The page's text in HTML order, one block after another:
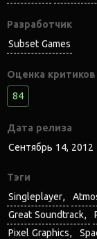
Разработчик
Subset Games
Оценка критиков
84
Дата релиза
Сентябрь 14, 2012
Тэги
Singleplayer
Great Soundtrack
Pixel Graphics